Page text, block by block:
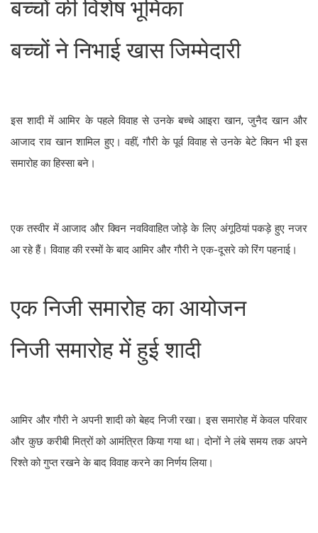
बच्चों की विशेष भूमिका
बच्चों ने निभाई खास जिम्मेदारी
इस शादी में आमिर के पहले विवाह से उनके बच्चे आइरा खान, जुनैद खान और
आजाद राव खान शामिल हुए। वहीं, गौरी के पूर्व विवाह से उनके बेटे क्विन भी इस
समारोह का हिस्सा बने।
एक तस्वीर में आजाद और क्विन नवविवाहित जोड़े के लिए अंगूठियां पकड़े हुए नजर
आ रहे हैं। विवाह की रस्मों के बाद आमिर और गौरी ने एक-दूसरे को रिंग पहनाई।
एक निजी समारोह का आयोजन
निजी समारोह में हुई शादी
आमिर और गौरी ने अपनी शादी को बेहद निजी रखा। इस समारोह में केवल परिवार
और कुछ करीबी मित्रों को आमंत्रित किया गया था। दोनों ने लंबे समय तक अपने
रिश्ते को गुप्त रखने के बाद विवाह करने का निर्णय लिया।